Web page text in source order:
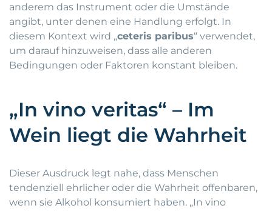
anderem das Instrument oder die Umstände
angibt, unter denen eine Handlung erfolgt. In
diesem Kontext wird „ceteris paribus“ verwendet,
um darauf hinzuweisen, dass alle anderen
Bedingungen oder Faktoren konstant bleiben.
„In vino veritas“ – Im
Wein liegt die Wahrheit
Dieser Ausdruck legt nahe, dass Menschen
tendenziell ehrlicher oder die Wahrheit offenbaren,
wenn sie Alkohol konsumiert haben. „In vino